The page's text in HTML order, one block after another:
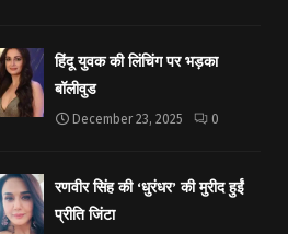
हिंदू युवक की लिंचिंग पर भड़का
बॉलीवुड
December 23, 2025 0
रणवीर सिंह की ‘धुरंधर’ की मुरीद हुईं
प्रीति जिंटा